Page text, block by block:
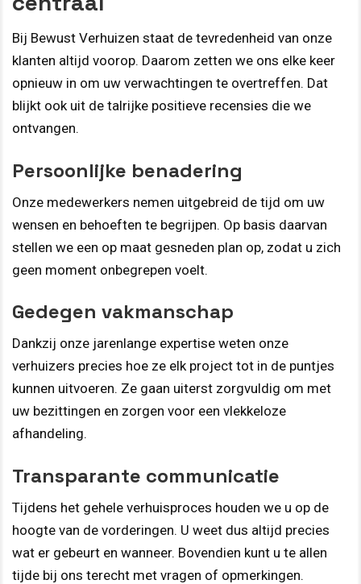
Bij Bewust Verhuizen staat de tevredenheid van onze
klanten altijd voorop. Daarom zetten we ons elke keer
opnieuw in om uw verwachtingen te overtreffen. Dat
blijkt ook uit de talrijke positieve recensies die we
ontvangen.
Persoonlijke benadering
Onze medewerkers nemen uitgebreid de tijd om uw
wensen en behoeften te begrijpen. Op basis daarvan
stellen we een op maat gesneden plan op, zodat u zich
geen moment onbegrepen voelt.
Gedegen vakmanschap
Dankzij onze jarenlange expertise weten onze
verhuizers precies hoe ze elk project tot in de puntjes
kunnen uitvoeren. Ze gaan uiterst zorgvuldig om met
uw bezittingen en zorgen voor een vlekkeloze
afhandeling.
Transparante communicatie
Tijdens het gehele verhuisproces houden we u op de
hoogte van de vorderingen. U weet dus altijd precies
wat er gebeurt en wanneer. Bovendien kunt u te allen
tijde bij ons terecht met vragen of opmerkingen.